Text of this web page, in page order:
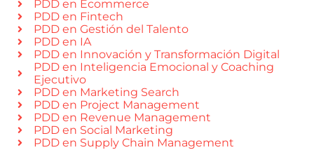
PDD en Ecommerce
PDD en Fintech
PDD en Gestión del Talento
PDD en IA
PDD en Innovación y Transformación Digital
PDD en Inteligencia Emocional y Coaching
Ejecutivo
PDD en Marketing Search
PDD en Project Management
PDD en Revenue Management
PDD en Social Marketing
PDD en Supply Chain Management